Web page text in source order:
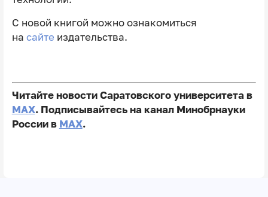
С новой книгой можно ознакомиться
на сайте издательства.
Читайте новости Саратовского университета в
MAX. Подписывайтесь на канал Минобрнауки
России в MAX.